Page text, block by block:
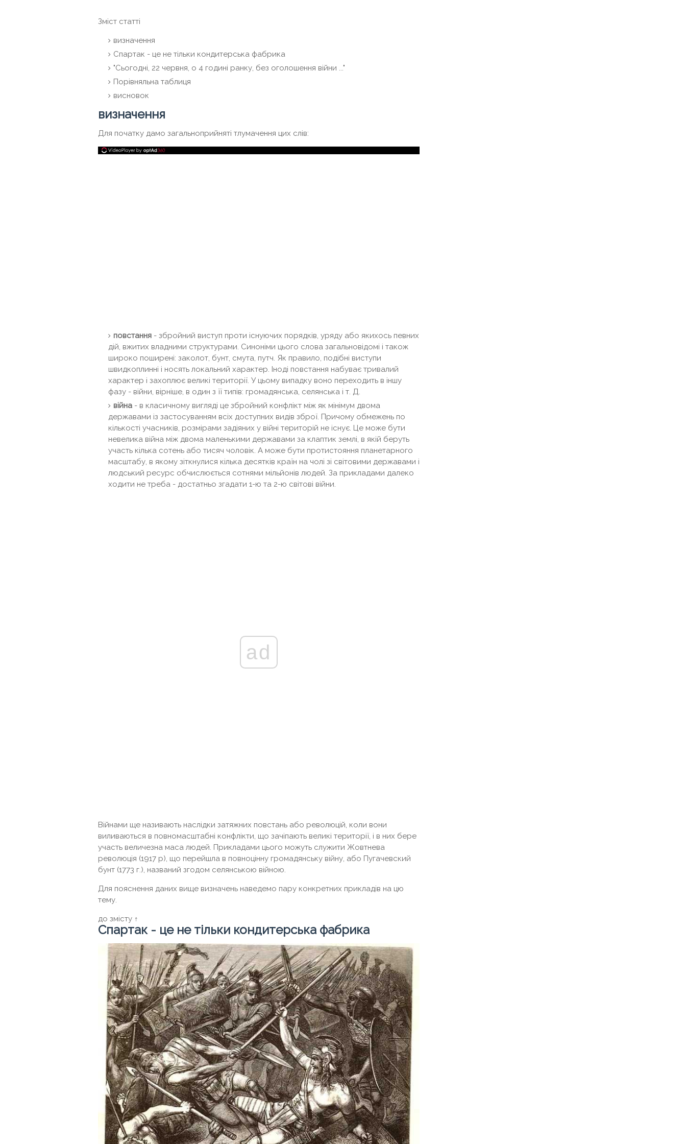
Зміст статті
визначення
Спартак - це не тільки кондитерська фабрика
"Сьогодні, 22 червня, о 4 годині ранку, без оголошення війни ..."
Порівняльна таблиця
висновок
визначення
Для початку дамо загальноприйняті тлумачення цих слів:
повстання - збройний виступ проти існуючих порядків, уряду або якихось певних
дій, вжитих владними структурами. Синоніми цього слова загальновідомі і також
широко поширені: заколот, бунт, смута, путч. Як правило, подібні виступи
швидкоплинні і носять локальний характер. Іноді повстання набуває тривалий
характер і захоплює великі території. У цьому випадку воно переходить в іншу
фазу - війни, вірніше, в один з її типів: громадянська, селянська і т. Д.
війна - в класичному вигляді це збройний конфлікт між як мінімум двома
державами із застосуванням всіх доступних видів зброї. Причому обмежень по
кількості учасників, розмірами задіяних у війні територій не існує. Це може бути
невелика війна між двома маленькими державами за клаптик землі, в якій беруть
участь кілька сотень або тисяч чоловік. А може бути протистояння планетарного
масштабу, в якому зіткнулися кілька десятків країн на чолі зі світовими державами і
людський ресурс обчислюється сотнями мільйонів людей. За прикладами далеко
ходити не треба - достатньо згадати 1-ю та 2-ю світові війни.
ad
Війнами ще називають наслідки затяжних повстань або революцій, коли вони
виливаються в повномасштабні конфлікти, що зачіпають великі території, і в них бере
участь величезна маса людей. Прикладами цього можуть служити Жовтнева
революція (1917 р), що перейшла в повноцінну громадянську війну, або Пугачевский
бунт (1773 г.), названий згодом селянською війною.
Для пояснення даних вище визначень наведемо пару конкретних прикладів на цю
тему.
до змісту ↑
Спартак - це не тільки кондитерська фабрика